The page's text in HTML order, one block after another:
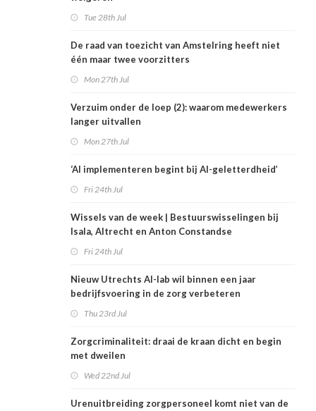
Tue 28th Jul
De raad van toezicht van Amstelring heeft niet
één maar twee voorzitters
Mon 27th Jul
Verzuim onder de loep (2): waarom medewerkers
langer uitvallen
Mon 27th Jul
‘AI implementeren begint bij AI-geletterdheid’
Fri 24th Jul
Wissels van de week | Bestuurswisselingen bij
Isala, Altrecht en Anton Constandse
Fri 24th Jul
Nieuw Utrechts AI-lab wil binnen een jaar
bedrijfsvoering in de zorg verbeteren
Thu 23rd Jul
Zorgcriminaliteit: draai de kraan dicht en begin
met dweilen
Wed 22nd Jul
Urenuitbreiding zorgpersoneel komt niet van de